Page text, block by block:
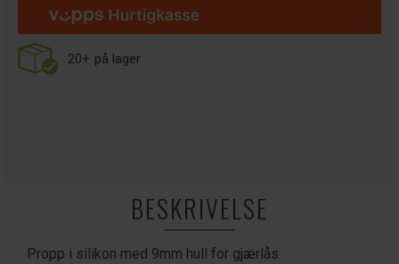
20+ på lager
BESKRIVELSE
Propp i silikon med 9mm hull for gjærlås.